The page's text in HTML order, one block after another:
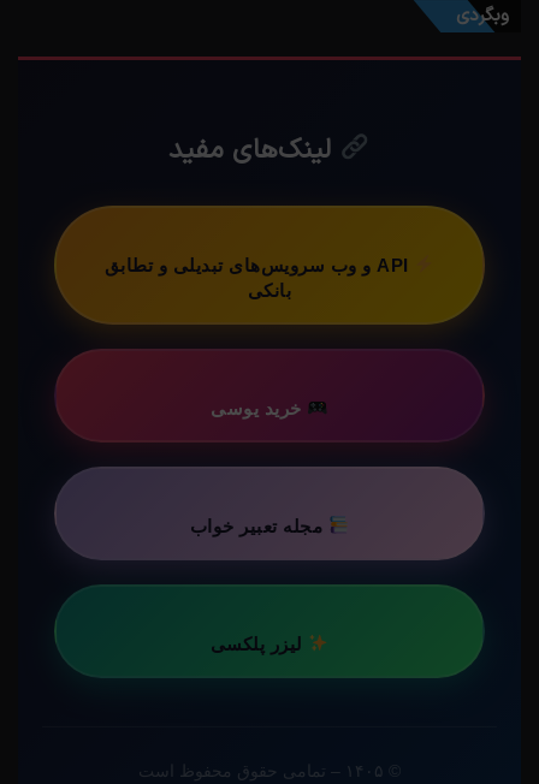
وبگردی
لینک‌های مفید
API و وب سرویس‌های تبدیلی و تطابق
بانکی
خرید یوسی
مجله تعبیر خواب
لیزر پلکسی